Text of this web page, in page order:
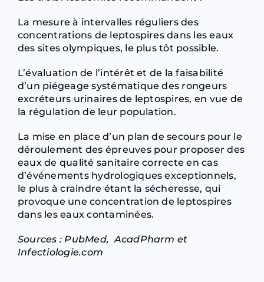
La mesure à intervalles réguliers des
concentrations de leptospires dans les eaux
des sites olympiques, le plus tôt possible.
L’évaluation de l’intérêt et de la faisabilité
d’un piégeage systématique des rongeurs
excréteurs urinaires de leptospires, en vue de
la régulation de leur population.
La mise en place d’un plan de secours pour le
déroulement des épreuves pour proposer des
eaux de qualité sanitaire correcte en cas
d’événements hydrologiques exceptionnels,
le plus à craindre étant la sécheresse, qui
provoque une concentration de leptospires
dans les eaux contaminées.
Sources : PubMed,AcadPharm et
Infectiologie.com